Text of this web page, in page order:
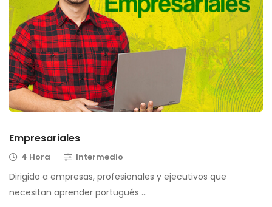
Empresariales
4 Hora Intermedio
Dirigido a empresas, profesionales y ejecutivos que
necesitan aprender portugués …